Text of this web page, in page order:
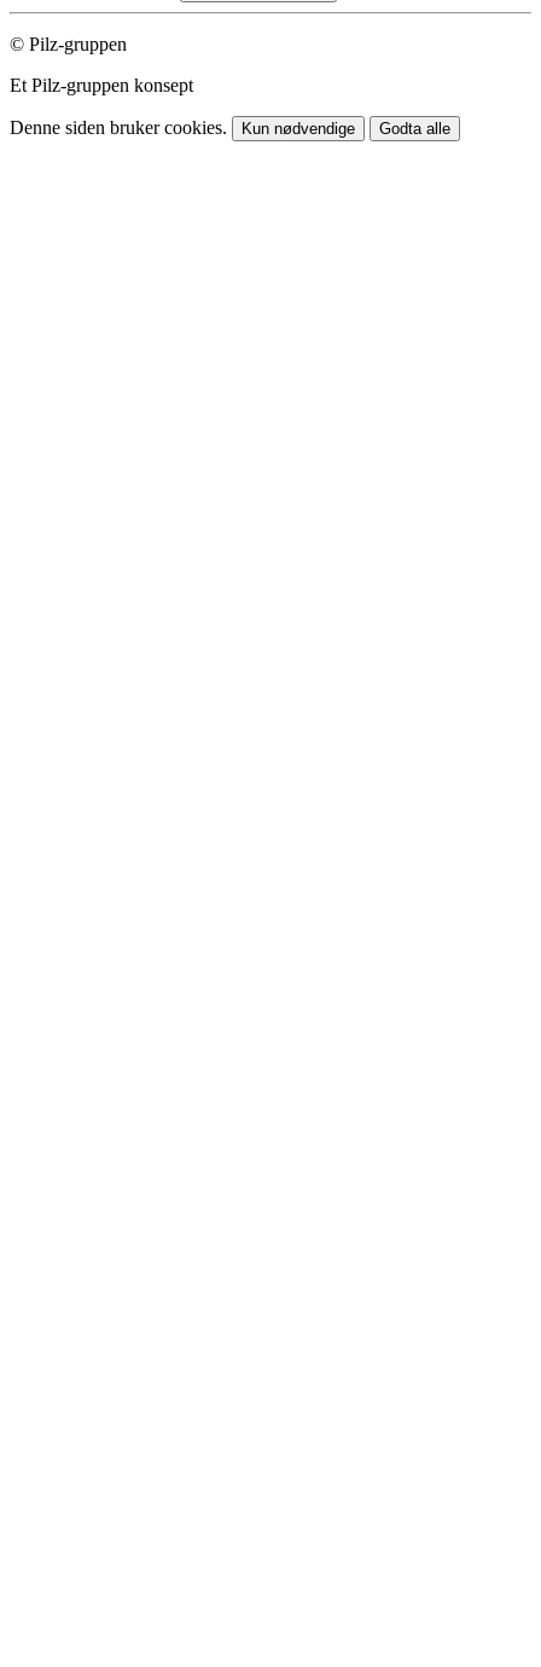
© Pilz-gruppen
Et Pilz-gruppen konsept
Denne siden bruker cookies. Kun nødvendige Godta alle